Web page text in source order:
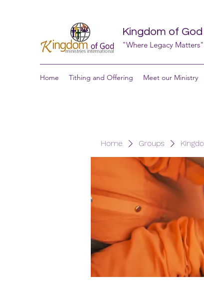
Kingdom of
"Where Legacy Matters"
Home Tithing and Offering Meet our Ministry
Home Groups